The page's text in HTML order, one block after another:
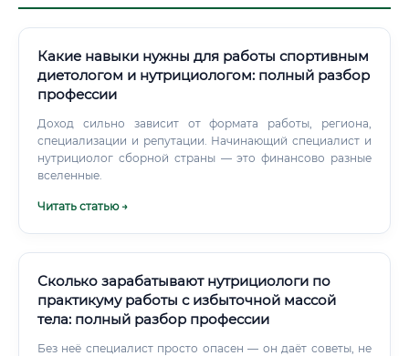
Какие навыки нужны для работы спортивным
диетологом и нутрициологом: полный разбор
профессии
Доход сильно зависит от формата работы, региона,
специализации и репутации. Начинающий специалист и
нутрициолог сборной страны — это финансово разные
вселенные.
Читать статью →
Сколько зарабатывают нутрициологи по
практикуму работы с избыточной массой
тела: полный разбор профессии
Без неё специалист просто опасен — он даёт советы, не